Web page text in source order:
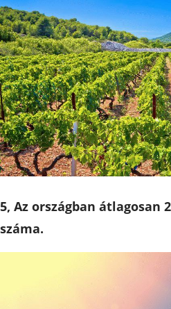
5, Az országban átlagosan
száma.